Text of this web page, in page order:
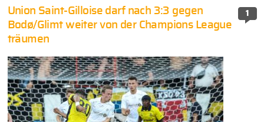
1
Union Saint-Gilloise darf nach 3:3 gegen
Bodø/Glimt weiter von der Champions League
träumen